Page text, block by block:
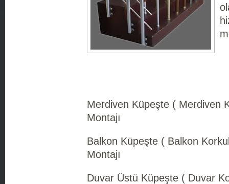
Merdiven Küpeşte ( Merdiven
Montajı
Balkon Küpeşte ( Balkon
Montajı
Duvar Üstü Küpeşte ( Duvar